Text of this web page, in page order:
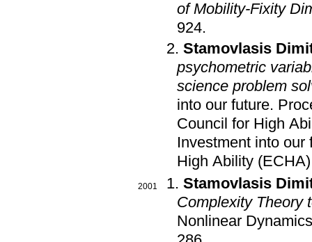
of Mobility-Fixity
924.
Stamovlasis
psychometric
science problem
into our future.
Council for High
Investment into our
High Ability (ECHA)
2001
Stamovlasis
Complexity Theory
Nonlinear